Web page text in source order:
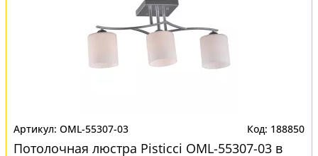
OML-55307-03 188850
Потолочная люстра Pisticci OML-55307-03 в